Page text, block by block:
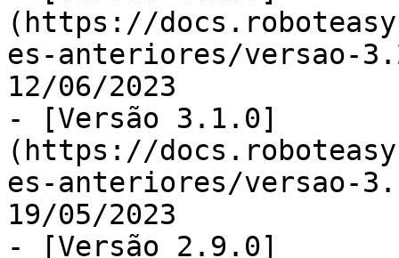
(https://
es-anteriores/versao-
12/06/2023
- [Versão 3.1.0]
(https://
es-anteriores/versao-
19/05/2023
- [Versão 2.9.0]